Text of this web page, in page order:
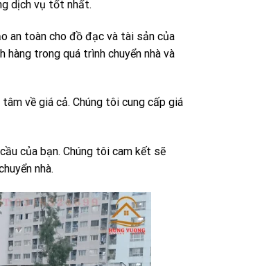
dịch vụ tốt nhất.
an toàn cho đồ đạc và tài sản của
hàng trong quá trình chuyển nhà và
về giá cả. Chúng tôi cung cấp giá
của bạn. Chúng tôi cam kết sẽ
nhà.